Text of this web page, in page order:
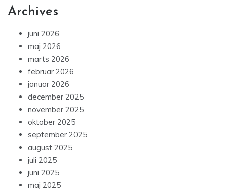
Archives
juni 2026
maj 2026
marts 2026
februar 2026
januar 2026
december 2025
november 2025
oktober 2025
september 2025
august 2025
juli 2025
juni 2025
maj 2025